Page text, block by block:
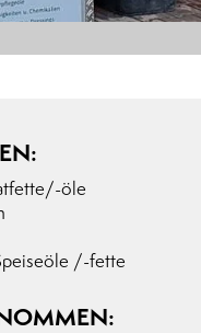
öle
/-fette